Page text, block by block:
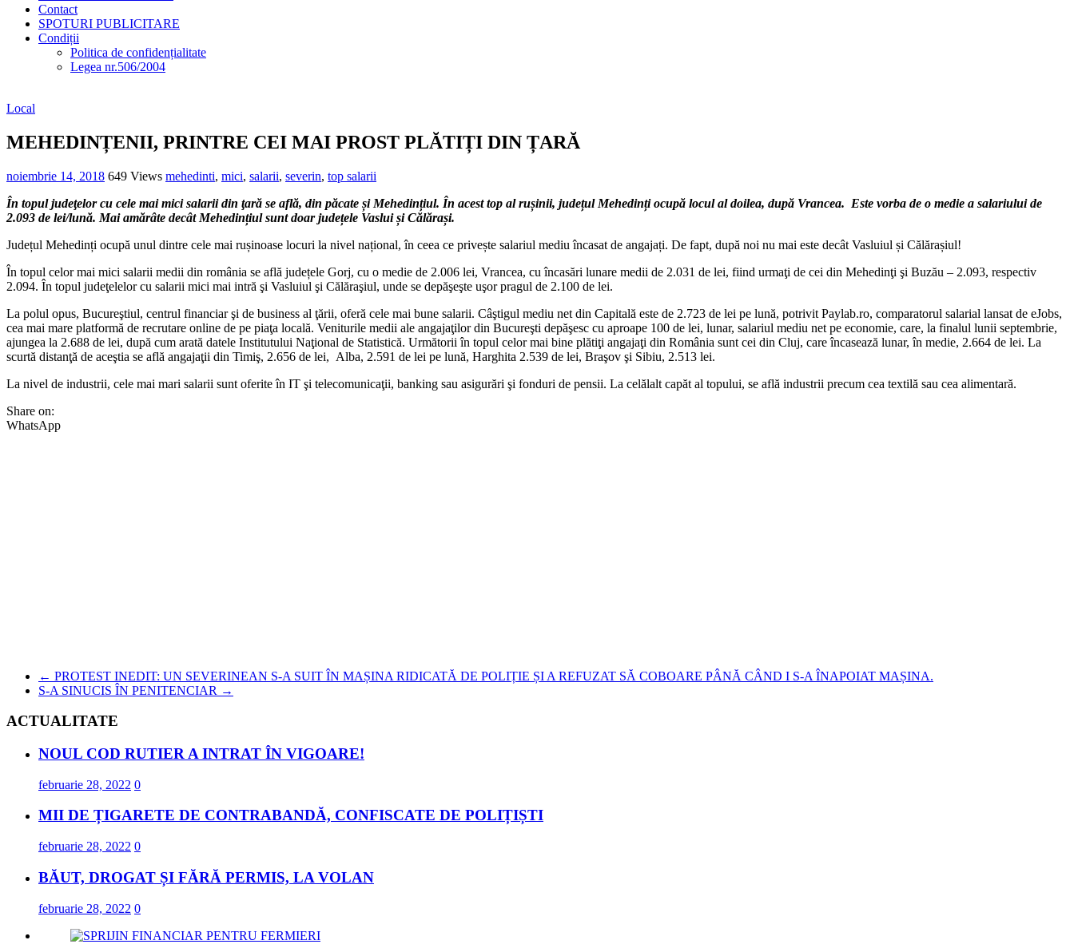
Contact
SPOTURI PUBLICITARE
Condiții
Politica de confidențialitate
Legea nr.506/2004
Local
MEHEDINȚENII, PRINTRE CEI MAI PROST PLĂTIȚI DIN ȚARĂ
noiembrie 14, 2018 649 Views mehedinti, mici, salarii, severin, top salarii
În topul judeţelor cu cele mai mici salarii din ţară se află, din păcate și Mehedințiul. În acest top al rușinii, județul Mehedinți ocupă locul al doilea, după Vrancea. Este vorba de o medie a salariului de
2.093 de lei/lună. Mai amărâte decât Mehedințiul sunt doar județele Vaslui și Călărași.
Județul Mehedinți ocupă unul dintre cele mai rușinoase locuri la nivel național, în ceea ce privește salariul mediu încasat de angajați. De fapt, după noi nu mai este decât Vasluiul și Călărașiul!
În topul celor mai mici salarii medii din românia se află județele Gorj, cu o medie de 2.006 lei, Vrancea, cu încasări lunare medii de 2.031 de lei, fiind urmaţi de cei din Mehedinţi şi Buzău – 2.093, respectiv
2.094. În topul judeţelelor cu salarii mici mai intră şi Vasluiul şi Călăraşiul, unde se depăşeşte uşor pragul de 2.100 de lei.
La polul opus, Bucureştiul, centrul financiar şi de business al ţării, oferă cele mai bune salarii. Câştigul mediu net din Capitală este de 2.723 de lei pe lună, potrivit Paylab.ro, comparatorul salarial lansat de eJobs,
cea mai mare platformă de recrutare online de pe piaţa locală. Veniturile medii ale angajaţilor din Bucureşti depăşesc cu aproape 100 de lei, lunar, salariul mediu net pe economie, care, la finalul lunii septembrie,
ajungea la 2.688 de lei, după cum arată datele Institutului Naţional de Statistică. Următorii în topul celor mai bine plătiţi angajaţi din România sunt cei din Cluj, care încasează lunar, în medie, 2.664 de lei. La
scurtă distanţă de aceştia se află angajaţii din Timiş, 2.656 de lei, Alba, 2.591 de lei pe lună, Harghita 2.539 de lei, Braşov şi Sibiu, 2.513 lei.
La nivel de industrii, cele mai mari salarii sunt oferite în IT şi telecomunicaţii, banking sau asigurări şi fonduri de pensii. La celălalt capăt al topului, se află industrii precum cea textilă sau cea alimentară.
Share on:
WhatsApp
← PROTEST INEDIT: UN SEVERINEAN S-A SUIT ÎN MAȘINA RIDICATĂ DE POLIȚIE ȘI A REFUZAT SĂ COBOARE PÂNĂ CÂND I S-A ÎNAPOIAT MAȘINA.
S-A SINUCIS ÎN PENITENCIAR →
ACTUALITATE
NOUL COD RUTIER A INTRAT ÎN VIGOARE!
februarie 28, 2022 0
MII DE ȚIGARETE DE CONTRABANDĂ, CONFISCATE DE POLIȚIȘTI
februarie 28, 2022 0
BĂUT, DROGAT ȘI FĂRĂ PERMIS, LA VOLAN
februarie 28, 2022 0